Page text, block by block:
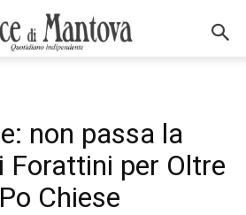
non passa la
Forattini per Oltre
Chiese